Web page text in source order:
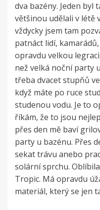
dva bazény. Jeden byl
většinou udělali v létě
vždycky jsem tam
patnáct lidí,
opravdu velkou
než velká noční party
třeba dvacet stupňů
když máte po ruce
studenou vodu. Je to
říkám, že to jsou
přes den mě baví
party u bazénu. Přes
sekat trávu anebo
solární sprchu.
Tropic. Má opravdu
materiál, který se jen